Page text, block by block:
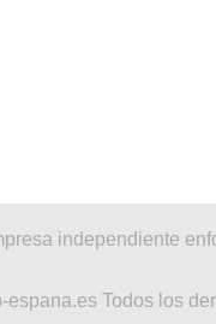
independiente
Todos los